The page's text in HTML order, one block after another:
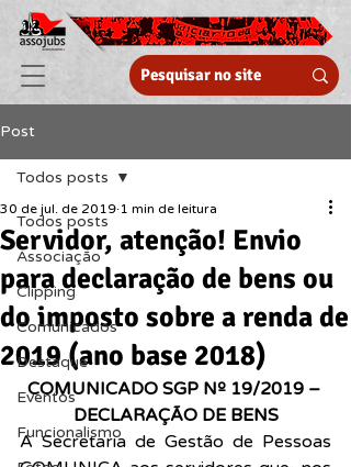
Post
Todos posts
Associação
Clipping
Comunicados
Destaque
Eventos
Funcionalismo
Todos posts
Servidor, atenção! Envio
para declaração de bens ou
do imposto sobre a renda de
2019 (ano base 2018)
30 de jul. de 2019 1 min de leitura
COMUNICADO SGP Nº 19/2019 –
DECLARAÇÃO DE BENS
A Secretaria de Gestão de Pessoas